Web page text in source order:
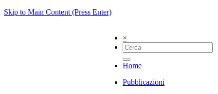
Skip to Main Content (Press Enter)
×
Home
Pubblicazioni